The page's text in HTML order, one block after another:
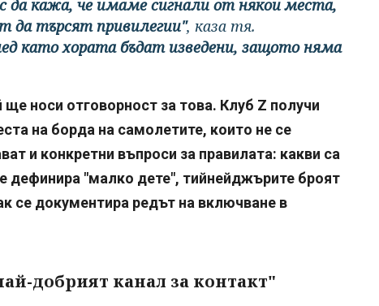
да кажа, че имаме сигнали от някои места,
да търсят привилегии", каза тя.
като хората бъдат изведени, защото няма
носи отговорност за това. Клуб Z получи
на борда на самолетите, които не се
и конкретни въпроси за правилата: какви са
дефинира "малко дете", тийнейджърите броят
се документира редът на включване в
добрият канал за контакт"